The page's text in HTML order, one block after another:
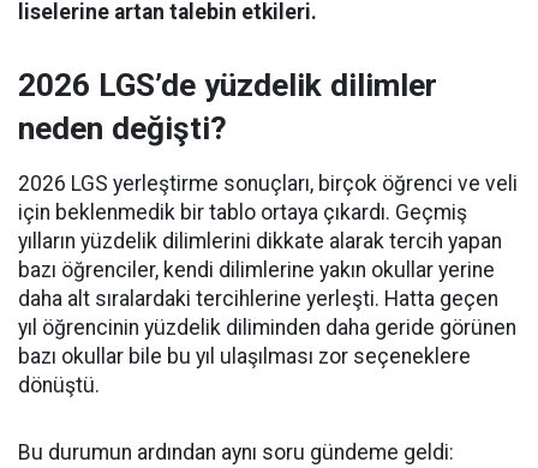
liselerine artan talebin etkileri.
2026 LGS’de yüzdelik dilimler
neden değişti?
2026 LGS yerleştirme sonuçları, birçok öğrenci ve veli
için beklenmedik bir tablo ortaya çıkardı. Geçmiş
yılların yüzdelik dilimlerini dikkate alarak tercih yapan
bazı öğrenciler, kendi dilimlerine yakın okullar yerine
daha alt sıralardaki tercihlerine yerleşti. Hatta geçen
yıl öğrencinin yüzdelik diliminden daha geride görünen
bazı okullar bile bu yıl ulaşılması zor seçeneklere
dönüştü.
Bu durumun ardından aynı soru gündeme geldi: